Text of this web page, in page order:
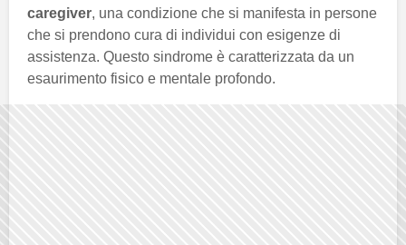
caregiver, una condizione che si manifesta in persone
che si prendono cura di individui con esigenze di
assistenza. Questo sindrome è caratterizzata da un
esaurimento fisico e mentale profondo.